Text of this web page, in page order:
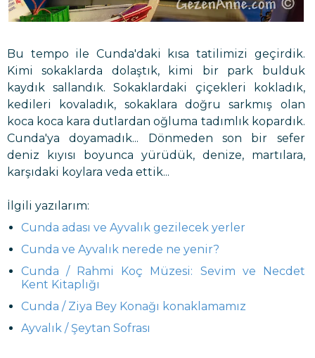
Bu tempo ile Cunda'daki kısa tatilimizi geçirdik.
Kimi sokaklarda dolaştık, kimi bir park bulduk
kaydık sallandık. Sokaklardaki çiçekleri kokladık,
kedileri kovaladık, sokaklara doğru sarkmış olan
koca koca kara dutlardan oğluma tadımlık kopardık.
Cunda'ya doyamadık... Dönmeden son bir sefer
deniz kıyısı boyunca yürüdük, denize, martılara,
karşıdaki koylara veda ettik...
İlgili yazılarım:
Cunda adası ve Ayvalık gezilecek yerler
Cunda ve Ayvalık nerede ne yenir?
Cunda / Rahmi Koç Müzesi: Sevim ve Necdet
Kent Kitaplığı
Cunda / Ziya Bey Konağı konaklamamız
Ayvalık / Şeytan Sofrası